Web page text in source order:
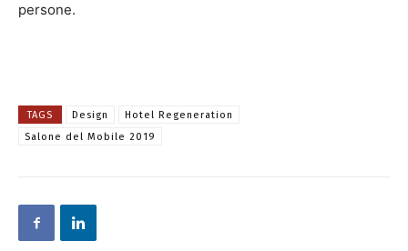
persone.
TAGS Design
Hotel Regeneration
Salone del Mobile 2019